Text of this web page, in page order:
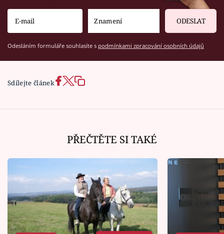
ODESLAT
Odesláním formuláře souhlasíte s podmínkami zpracování osobních údajů
Sdílejte článek
PŘEČTĚTE SI TAKÉ